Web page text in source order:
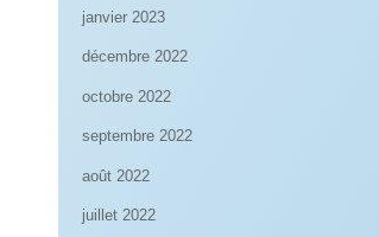
janvier 2023
décembre 2022
octobre 2022
septembre 2022
août 2022
juillet 2022